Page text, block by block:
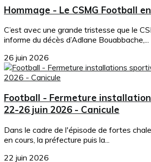
Hommage - Le CSMG Football
C’est avec une grande tristesse que le
informe du décès d’Adlane Bouabbache,...
26 juin 2026
Football - Fermeture
22-26 juin 2026 - Canicule
Dans le cadre de l'épisode de fortes
en cours, la préfecture puis la...
22 juin 2026